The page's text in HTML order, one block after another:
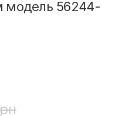
модель 56244-